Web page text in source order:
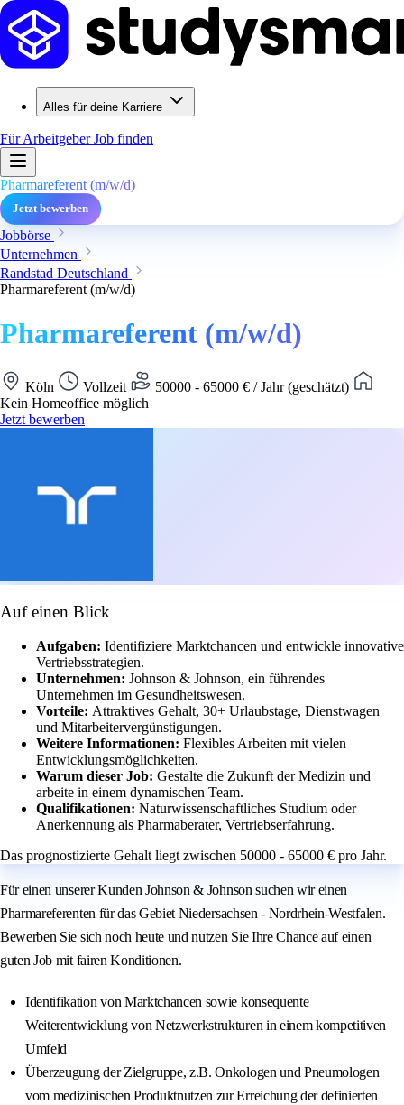
Alles für deine Karriere
Für ArbeitgeberJob finden
Pharmareferent (m/w/d)
Jetzt bewerben
Jobbörse
Unternehmen
Randstad Deutschland
Pharmareferent (m/w/d)
Pharmareferent (m/w/d)
Köln Vollzeit
50000 - 65000 € / Jahr (geschätzt)
Kein Homeoffice möglich
Jetzt bewerben
Auf einen Blick
Aufgaben: Identifiziere Marktchancen und entwickle innovative
Vertriebsstrategien.
Unternehmen: Johnson & Johnson, ein führendes
Unternehmen im Gesundheitswesen.
Vorteile: Attraktives Gehalt, 30+ Urlaubstage, Dienstwagen
und Mitarbeitervergünstigungen.
Weitere Informationen: Flexibles Arbeiten mit vielen
Entwicklungsmöglichkeiten.
Warum dieser Job: Gestalte die Zukunft der Medizin und
arbeite in einem dynamischen Team.
Qualifikationen: Naturwissenschaftliches Studium oder
Anerkennung als Pharmaberater, Vertriebserfahrung.
Das prognostizierte Gehalt liegt zwischen 50000 - 65000 € pro Jahr.
Für einen unserer Kunden Johnson & Johnson suchen wir einen
Pharmareferenten für das Gebiet Niedersachsen - Nordrhein-Westfalen.
Bewerben Sie sich noch heute und nutzen Sie Ihre Chance auf einen
guten Job mit fairen Konditionen.
Identifikation von Marktchancen sowie konsequente
Weiterentwicklung von Netzwerkstrukturen in einem kompetitiven
Umfeld
Überzeugung der Zielgruppe, z.B. Onkologen und Pneumologen
vom medizinischen Produktnutzen zur Erreichung der definierten